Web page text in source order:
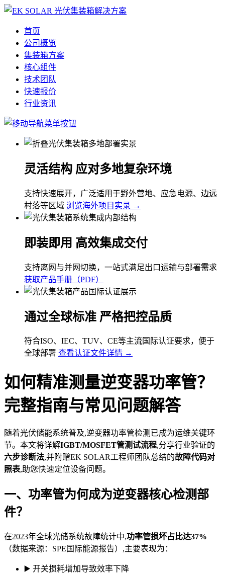
首页
公司概览
集装箱方案
核心组件
技术团队
快速报价
行业资讯
灵活结构 应对多地复杂环境
支持快速展开，广泛适用于野外营地、应急电源、边远
村落等区域 浏览海外项目实录 →
即装即用 高效集成交付
支持离网与并网切换，一站式满足出口运输与部署需求
获取产品手册（PDF）
通过全球标准 严格把控品质
符合ISO、IEC、TUV、CE等主流国际认证要求，便于
全球部署 查看认证文件详情 →
如何精准测量逆变器功率管？
完整指南与常见问题解答
随着光伏储能系统普及,逆变器功率管检测已成为运维关键环
节。本文将详解IGBT/MOSFET管测试流程,分享行业验证的
六步诊断法,并附赠EK SOLAR工程师团队总结的故障代码对
照表,助您快速定位设备问题。
一、功率管为何成为逆变器核心检测部
件？
在2023年全球光储系统故障统计中,功率管损坏占比达37%
（数据来源：SPE国际能源报告）,主要表现为：
▶️ 开关损耗增加导致效率下降